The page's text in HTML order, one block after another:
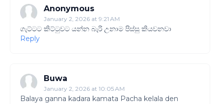
Anonymous
January 2, 2026 at 9:21 AM
ගැට්ටට කිට්ටුවට යන්න බැරි උනාම පිස්සු කියවනවා
Reply
Buwa
January 2, 2026 at 10:05 AM
Balaya ganna kadara kamata Pacha kelala den